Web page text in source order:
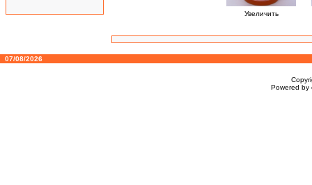
Увеличить
07/08/2026
Powered by